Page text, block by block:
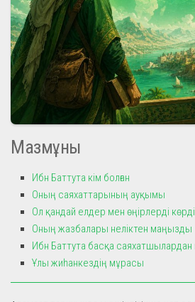
Мазмұны
Ибн Баттута кім болған
Оның саяхаттарының ауқымы
Ол қандай елдер мен өңірлерді көрді
Оның жазбалары неліктен маңызды
Ибн Баттута басқа
Ұлы жиһанкездің мұрасы